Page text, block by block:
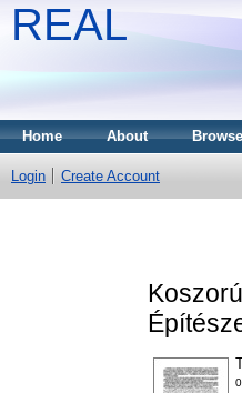
REAL
Home About
Login Create Account